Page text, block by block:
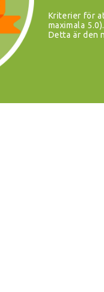
Kriterier för
maximala
Detta är den